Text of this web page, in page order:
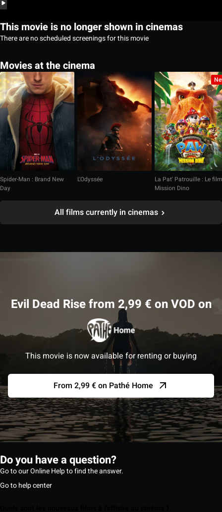
This movie is no longer shown in cinemas
There are no scheduled screenings for this movie
Movies at the cinema
Spider-Man : Brand New
Day
L'Odyssée
La Pat' Patrouille : Le film
Mission Dino
All films currently in cinemas
Evil Dead Rise from 2,99 € on VOD on
This movie is now available for renting or buying
From 2,99 € on Pathé Home
Do you have a question?
Go to our Online Help to find the answer.
Go to help center